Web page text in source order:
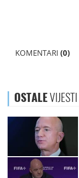
KOMENTARI (0)
OSTALEVIJESTI